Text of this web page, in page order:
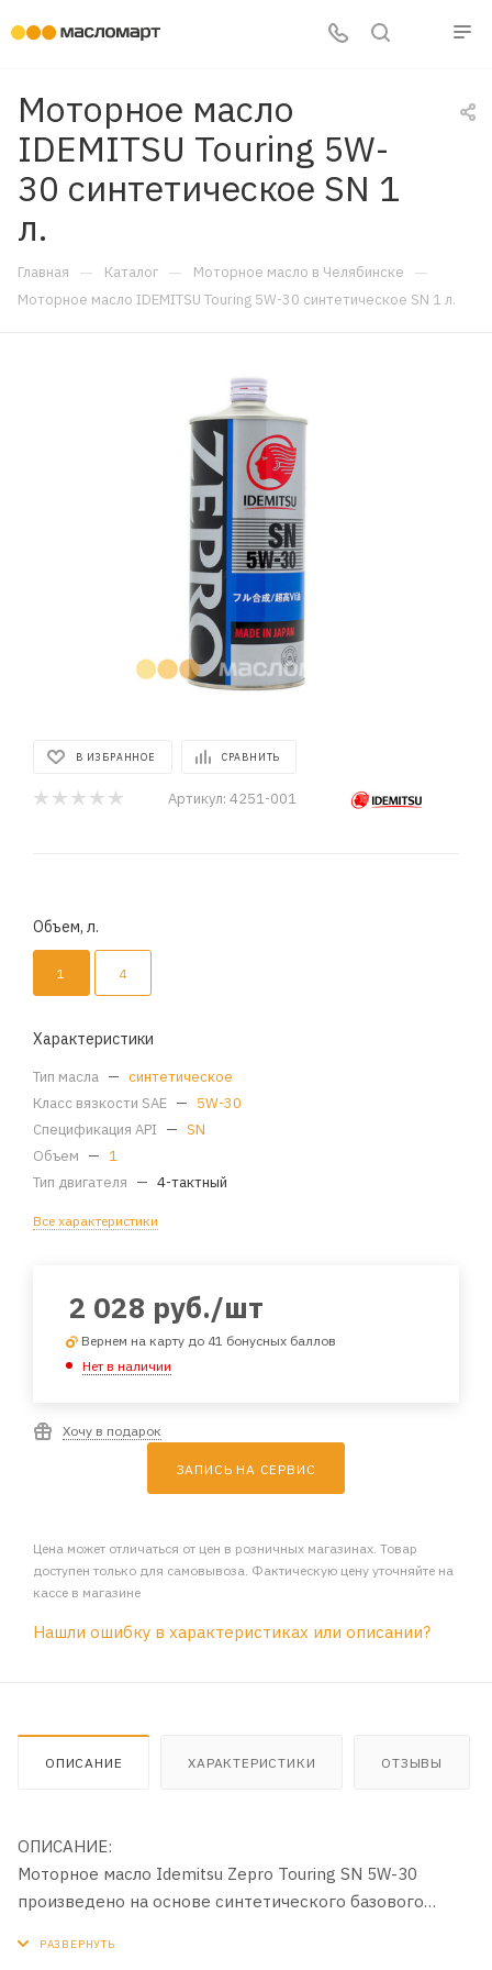
Моторное масло
IDEMITSU Touring 5W-
30 синтетическое SN 1
л.
Главная — Каталог — Моторное масло в Челябинске —
Моторное масло IDEMITSU Touring 5W-30 синтетическое SN 1 л.
В ИЗБРАННОЕ СРАВНИТЬ
Артикул: 4251-001
Объем, л.
1 4
Характеристики
Тип масла — синтетическое
Класс вязкости SAE — 5W-30
Спецификация API — SN
Объем — 1
Тип двигателя — 4-тактный
Все характеристики
2 028 руб./шт
Вернем на карту до 41 бонусных баллов
Нет в наличии
Хочу в подарок
ЗАПИСЬ НА СЕРВИС
Цена может отличаться от цен в розничных магазинах. Товар
доступен только для самовывоза. Фактическую цену уточняйте на
кассе в магазине
Нашли ошибку в характеристиках или описании?
ОПИСАНИЕ ХАРАКТЕРИСТИКИ ОТЗЫВЫ
ОПИСАНИЕ:
Моторное масло Idemitsu Zepro Touring SN 5W-30
произведено на основе синтетического базового